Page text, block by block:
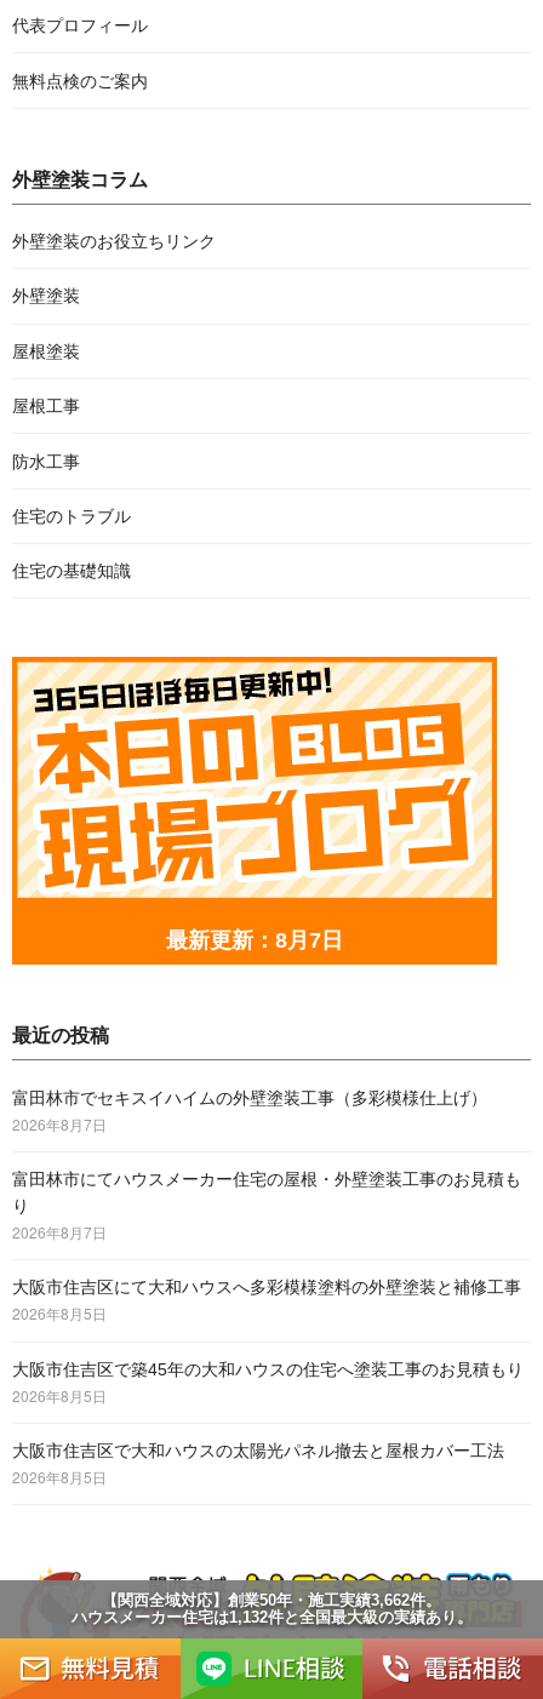
代表プロフィール
無料点検のご案内
外壁塗装コラム
外壁塗装のお役立ちリンク
外壁塗装
屋根塗装
屋根工事
防水工事
住宅のトラブル
住宅の基礎知識
最新更新：8月7日
最近の投稿
富田林市でセキスイハイムの外壁塗装工事（多彩模様仕上げ）
2026年8月7日
富田林市にてハウスメーカー住宅の屋根・外壁塗装工事のお見積も
り
2026年8月7日
大阪市住吉区にて大和ハウスへ多彩模様塗料の外壁塗装と補修工事
2026年8月5日
大阪市住吉区で築45年の大和ハウスの住宅へ塗装工事のお見積もり
2026年8月5日
大阪市住吉区で大和ハウスの太陽光パネル撤去と屋根カバー工法
2026年8月5日
【関西全域対応】創業50年・施工実績3,662件。
ハウスメーカー住宅は1,132件と全国最大級の実績あり。